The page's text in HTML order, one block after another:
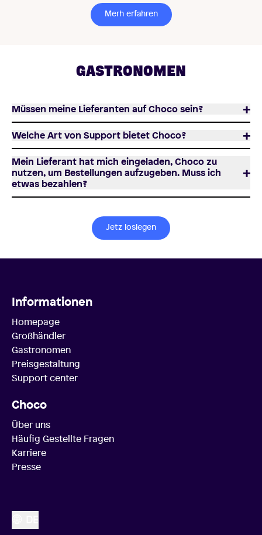
Merh erfahren
GASTRONOMEN
Müssen meine Lieferanten auf Choco sein?
Welche Art von Support bietet Choco?
Mein Lieferant hat mich eingeladen, Choco zu
nutzen, um Bestellungen aufzugeben. Muss ich
etwas bezahlen?
Jetz loslegen
Informationen
Homepage
Großhändler
Gastronomen
Preisgestaltung
Support center
Choco
Über uns
Häufig Gestellte Fragen
Karriere
Presse